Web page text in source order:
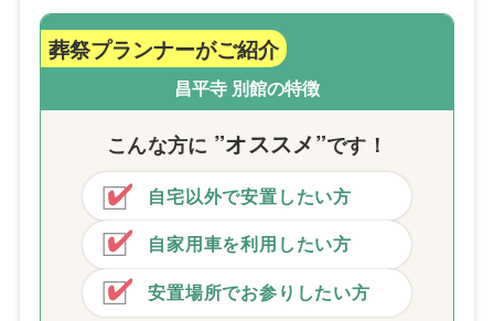
葬祭プランナーがご紹介
昌平寺 別館の特徴
こんな方に ”オススメ”です！
自宅以外で安置したい方
自家用車を利用したい方
安置場所でお参りしたい方